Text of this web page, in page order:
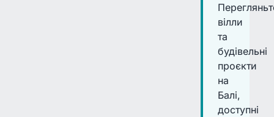
вілли
та
будівельні
проєкти
на
Балі,
доступні